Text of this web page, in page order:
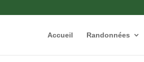
Accueil Randonnées